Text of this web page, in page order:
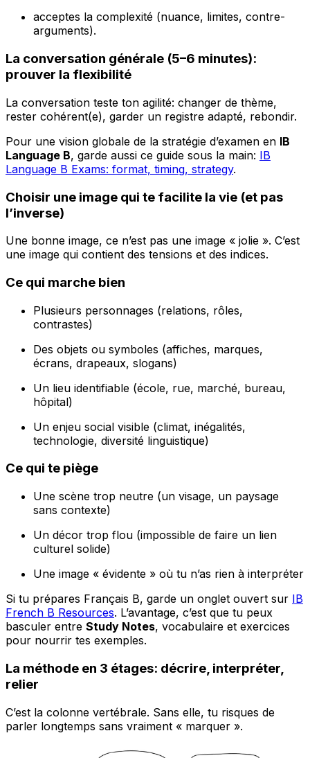
acceptes la complexité (nuance, limites, contre-
arguments).
La conversation générale (5–6 minutes):
prouver la flexibilité
La conversation teste ton agilité: changer de thème,
rester cohérent(e), garder un registre adapté, rebondir.
Pour une vision globale de la stratégie d’examen en IB
Language B, garde aussi ce guide sous la main: IB
Language B Exams: format, timing, strategy.
Choisir une image qui te facilite la vie (et pas
l’inverse)
Une bonne image, ce n’est pas une image « jolie ». C’est
une image qui contient des tensions et des indices.
Ce qui marche bien
Plusieurs personnages (relations, rôles,
contrastes)
Des objets ou symboles (affiches, marques,
écrans, drapeaux, slogans)
Un lieu identifiable (école, rue, marché, bureau,
hôpital)
Un enjeu social visible (climat, inégalités,
technologie, diversité linguistique)
Ce qui te piège
Une scène trop neutre (un visage, un paysage
sans contexte)
Un décor trop flou (impossible de faire un lien
culturel solide)
Une image « évidente » où tu n’as rien à interpréter
Si tu prépares Français B, garde un onglet ouvert sur IB
French B Resources. L’avantage, c’est que tu peux
basculer entre Study Notes, vocabulaire et exercices
pour nourrir tes exemples.
La méthode en 3 étages: décrire, interpréter,
relier
C’est la colonne vertébrale. Sans elle, tu risques de
parler longtemps sans vraiment « marquer ».